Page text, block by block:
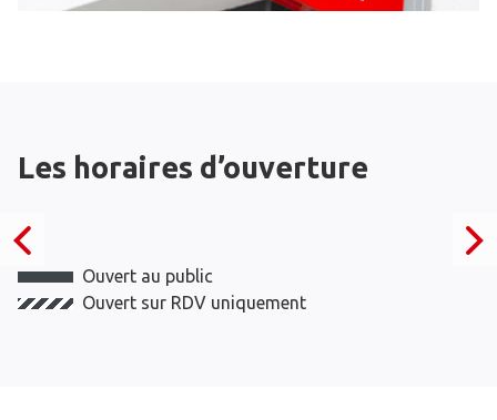
Les horaires d’ouverture
Ouvert au public
Ouvert sur RDV uniquement